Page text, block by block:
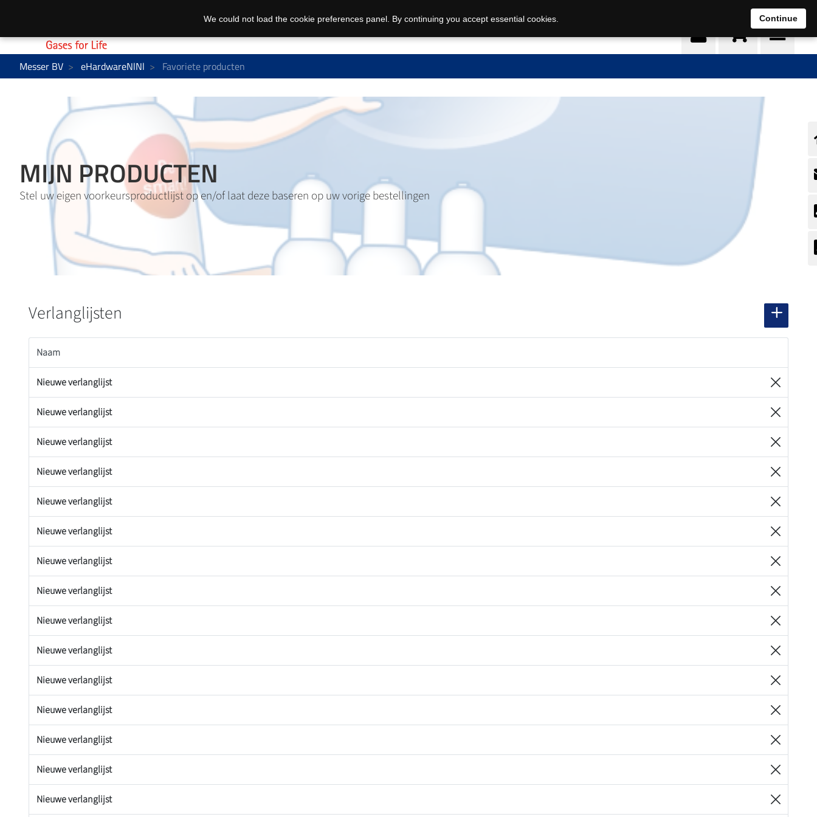
Messer BV eHardwareNlNl Favoriete producten
MIJN PRODUCTEN
Stel uw eigen voorkeursproductlijst op en/of laat deze baseren op uw vorige bestellingen
Verlanglijsten
Naam
Nieuwe verlanglijst
Nieuwe verlanglijst
Nieuwe verlanglijst
Nieuwe verlanglijst
Nieuwe verlanglijst
Nieuwe verlanglijst
Nieuwe verlanglijst
Nieuwe verlanglijst
Nieuwe verlanglijst
Nieuwe verlanglijst
Nieuwe verlanglijst
Nieuwe verlanglijst
Nieuwe verlanglijst
Nieuwe verlanglijst
Nieuwe verlanglijst
We could not load the cookie preferences panel. By continuing you accept essential cookies. Continue